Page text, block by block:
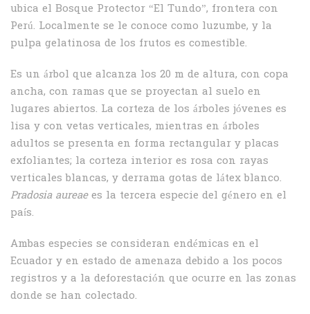
ubica el Bosque Protector “El Tundo”, frontera con
Perú. Localmente se le conoce como luzumbe, y la
pulpa gelatinosa de los frutos es comestible.
Es un árbol que alcanza los 20 m de altura, con copa
ancha, con ramas que se proyectan al suelo en
lugares abiertos. La corteza de los árboles jóvenes es
lisa y con vetas verticales, mientras en árboles
adultos se presenta en forma rectangular y placas
exfoliantes; la corteza interior es rosa con rayas
verticales blancas, y derrama gotas de látex blanco.
Pradosia aureaees la tercera especie del género en el
país.
Ambas especies se consideran endémicas en el
Ecuador y en estado de amenaza debido a los pocos
registros y a la deforestación que ocurre en las zonas
donde se han colectado.